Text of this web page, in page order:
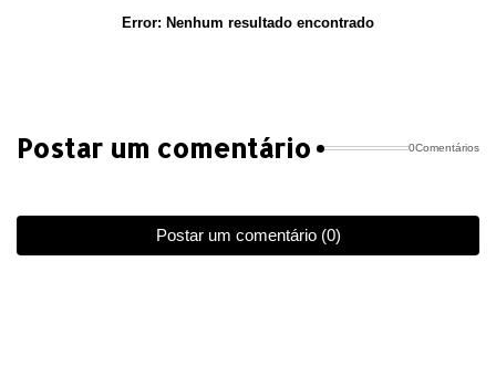
Error: Nenhum resultado encontrado
Postar um comentário 0Comentários
Postar um comentário (0)